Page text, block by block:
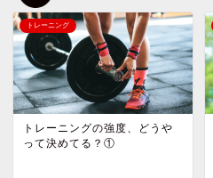
トレーニング
トレーニングの強度、どうや
って決めてる？①